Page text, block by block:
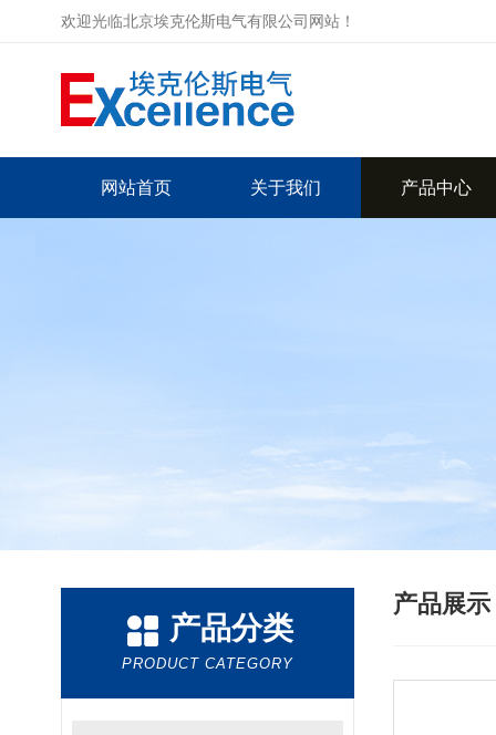
欢迎光临北京埃克伦斯电气有限公司网站！
网站首页 关于我们 产品中心
产品分类
PRODUCT CATEGORY
产品展示